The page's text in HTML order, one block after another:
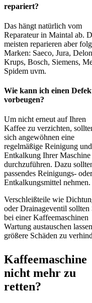
repariert?
Das hängt natürlich vom
Reparateur in Maintal ab.
meisten reparieren aber
Marken: Saeco, Jura,
Krups, Bosch, Siemens,
Spidem uvm.
Wie kann ich einen
vorbeugen?
Um nicht erneut auf Ihren
Kaffee zu verzichten,
sich angewöhnen eine
regelmäßige Reinigung und
Entkalkung Ihrer Maschine
durchzuführen. Dazu
passendes Reinigungs- oder
Entkalkungsmittel nehmen.
Verschleißteile wie
oder Drainageventil sollten
bei einer Kaffeemaschinen
Wartung austauschen
größere Schäden zu
Kaffeemaschine
nicht mehr zu
retten?